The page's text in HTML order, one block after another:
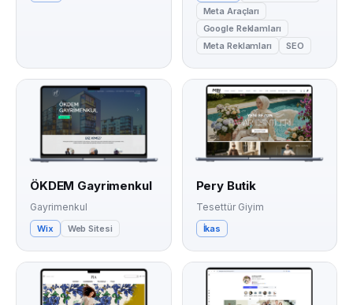
Meta Araçları
Google Reklamları
Meta Reklamları
SEO
ÖKDEM Gayrimenkul
Gayrimenkul
Wix Web Sitesi
Pery Butik
Tesettür Giyim
İkas